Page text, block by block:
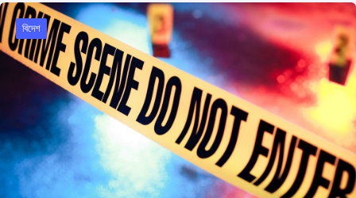
বিদেশ